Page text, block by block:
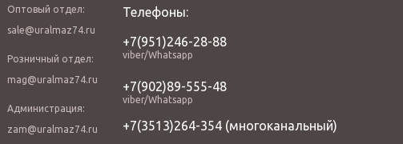
Оптовый отдел:
sale@uralmaz74.ru
Розничный отдел:
mag@uralmaz74.ru
Администрация:
zam@uralmaz74.ru
Телефоны:
+7(951)246-28-88
viber/Whatsapp
+7(902)89-555-48
viber/Whatsapp
+7(3513)264-354(многоканальный)